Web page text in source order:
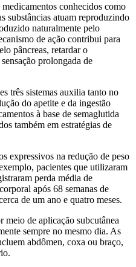
conhecidos como
substâncias atuam reproduzindo
naturalmente pelo
de ação contribui para
pâncreas, retardar o
prolongada de
três sistemas auxilia tanto no
do apetite e da ingestão
à base de semaglutida
também em estratégias de
expressivos na redução de peso
pacientes que utilizaram
perda média de
após 68 semanas de
de um ano e quatro meses.
de aplicação subcutânea
sempre no mesmo dia. As
abdômen, coxa ou braço,